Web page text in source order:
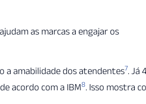
as marcas a engajar os
a amabilidade dos atendentes7. Já
acordo com a IBM8. Isso mostra